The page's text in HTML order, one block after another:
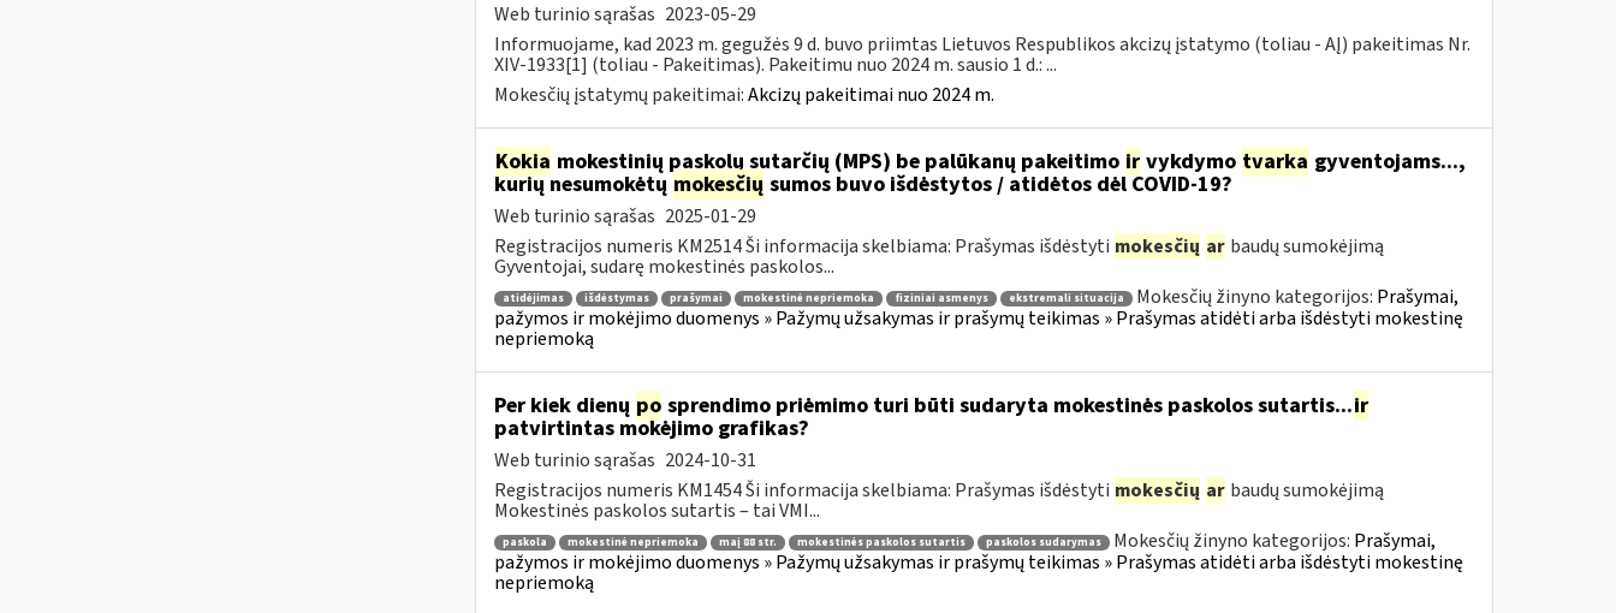
Web turinio sąrašas 2023-05-29
Informuojame, kad 2023 m. gegužės 9 d. buvo priimtas Lietuvos Respublikos akcizų įstatymo (toliau - AĮ) pakeitimas Nr.
XIV-1933[1] (toliau - Pakeitimas). Pakeitimu nuo 2024 m. sausio 1 d.: ...
Mokesčių įstatymų pakeitimai:Akcizų pakeitimai nuo 2024 m.
Kokia mokestinių paskolų sutarčių (MPS) be palūkanų pakeitimo irvykdymo tvarka gyventojams...,
kurių nesumokėtų mokesčių sumos buvo išdėstytos / atidėtos dėl COVID-19?
Web turinio sąrašas 2025-01-29
Registracijos numeris KM2514 Ši informacija skelbiama: Prašymas išdėstyti mokesčių ar baudų sumokėjimą
Gyventojai, sudarę mokestinės paskolos...
atidėjimas išdėstymas prašymai mokestinė nepriemoka fiziniai asmenys ekstremali situacija Mokesčių žinyno kategorijos: Prašymai,
pažymos ir mokėjimo duomenys » Pažymų užsakymas ir prašymų teikimas » Prašymas atidėti arba išdėstyti mokestinę
nepriemoką
Per kiek dienų po sprendimo priėmimo turi būti sudaryta mokestinės paskolos sutartis...ir
patvirtintas mokėjimo grafikas?
Web turinio sąrašas 2024-10-31
Registracijos numeris KM1454 Ši informacija skelbiama: Prašymas išdėstyti mokesčių ar baudų sumokėjimą
Mokestinės paskolos sutartis – tai VMI...
paskola mokestinė nepriemoka maį 88 str. mokestinės paskolos sutartis paskolos sudarymas Mokesčių žinyno kategorijos: Prašymai,
pažymos ir mokėjimo duomenys » Pažymų užsakymas ir prašymų teikimas » Prašymas atidėti arba išdėstyti mokestinę
nepriemoką